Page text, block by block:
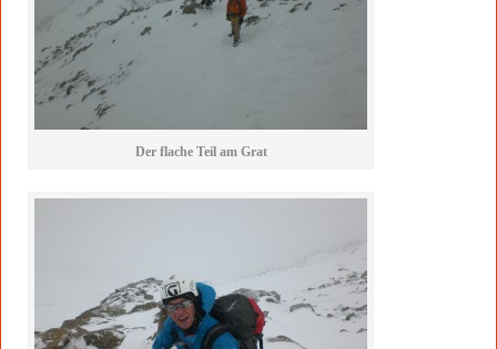
Der flache Teil am Grat